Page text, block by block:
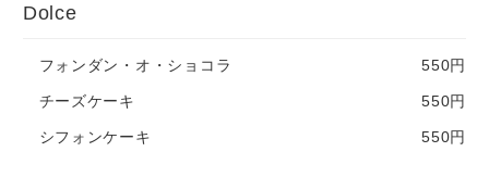
Dolce
フォンダン・オ・ショコラ 550円
チーズケーキ 550円
シフォンケーキ 550円